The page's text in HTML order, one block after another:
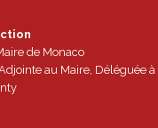
de Monaco
au Maire, Déléguée